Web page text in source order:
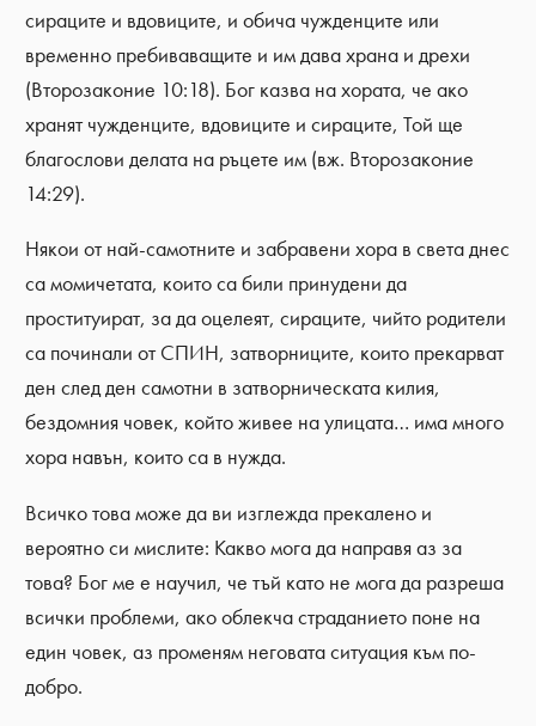
сираците и вдовиците, и обича чужденците или
временно пребиваващите и им дава храна и дрехи
(Второзаконие 10:18). Бог казва на хората, че ако
хранят чужденците, вдовиците и сираците, Той ще
благослови делата на ръцете им (вж. Второзаконие
14:29).
Някои от най-самотните и забравени хора в света днес
са момичетата, които са били принудени да
проституират, за да оцелеят, сираците, чийто родители
са починали от СПИН, затворниците, които прекарват
ден след ден самотни в затворническата килия,
бездомния човек, който живее на улицата… има много
хора навън, които са в нужда.
Всичко това може да ви изглежда прекалено и
вероятно си мислите: Какво мога да направя аз за
това? Бог ме е научил, че тъй като не мога да разреша
всички проблеми, ако облекча страданието поне на
един човек, аз променям неговата ситуация към по-
добро.